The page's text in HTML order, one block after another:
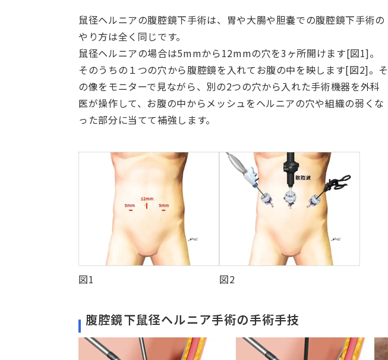
鼠径ヘルニアの腹腔鏡下手術は、胃や大腸や胆嚢での腹腔鏡下手術の
やり方は全く同じです。
鼠径ヘルニアの場合は5mmから12mmの穴を3ヶ所開けます[図1]。
そのうちの１つの穴から腹腔鏡を入れてお腹の中を映します[図2]。そ
の像をモニターで見ながら、別の2つの穴から入れた手術機器を外科
医が操作して、お腹の中からメッシュをヘルニアの穴や組織の弱くな
った部分に当てて補強します。
図1 図2
腹腔鏡下鼠径ヘルニア手術の手術手技